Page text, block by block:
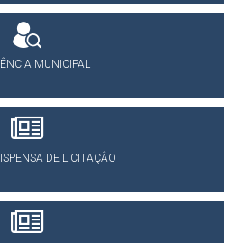
MUNICIPAL
DE LICITAÇÂO